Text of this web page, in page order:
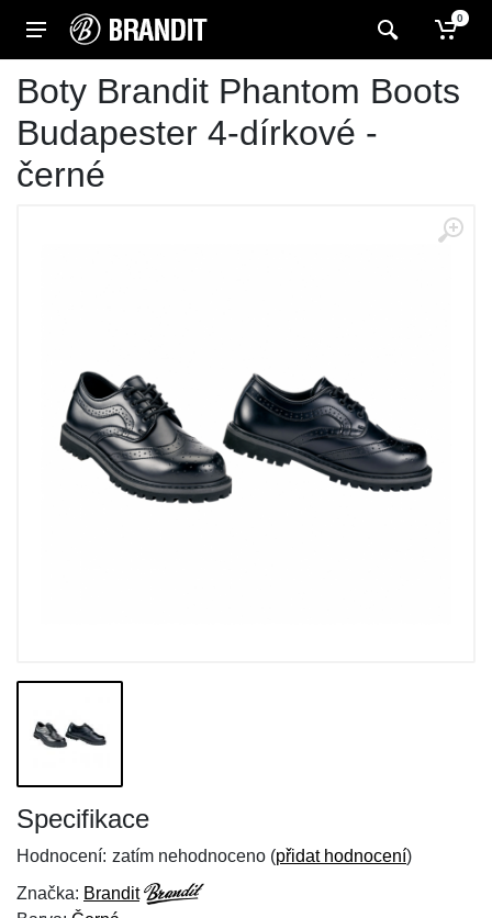
0
Boty Brandit Phantom Boots
Budapester 4-dírkové -
černé
Specifikace
Hodnocení: zatím nehodnoceno (přidat hodnocení)
Značka: Brandit